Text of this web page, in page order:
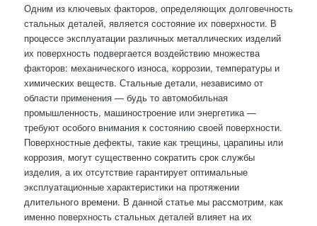
Одним из ключевых факторов, определяющих долговечность
стальных деталей, является состояние их поверхности. В
процессе эксплуатации различных металлических изделий
их поверхность подвергается воздействию множества
факторов: механического износа, коррозии, температуры и
химических веществ. Стальные детали, независимо от
области применения — будь то автомобильная
промышленность, машиностроение или энергетика —
требуют особого внимания к состоянию своей поверхности.
Поверхностные дефекты, такие как трещины, царапины или
коррозия, могут существенно сократить срок службы
изделия, а их отсутствие гарантирует оптимальные
эксплуатационные характеристики на протяжении
длительного времени. В данной статье мы рассмотрим, как
именно поверхность стальных деталей влияет на их